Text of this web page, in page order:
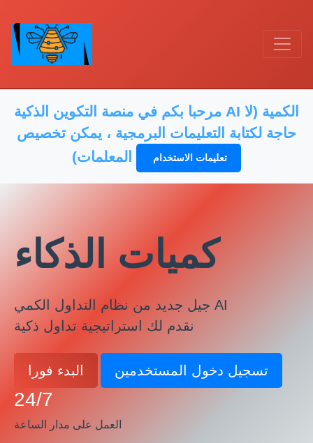
مرحبا بكم في منصة التكوين الذكية AI الكمية (لا
حاجة لكتابة التعليمات البرمجية ، يمكن تخصيص
تعليمات الاستخدام
كميات الذكاء
جيل جديد من نظام التداول الكمي AI
نقدم لك استراتيجية تداول ذكية
البدء فورا تسجيل دخول المستخدمين
24/7
العمل على مدار الساعة